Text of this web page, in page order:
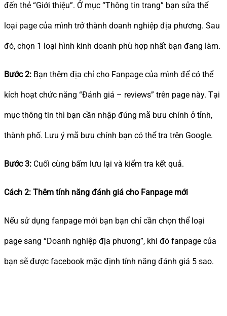
đến thẻ “Giới thiệu”. Ở mục “Thông tin trang” bạn sửa thể
loại page của mình trở thành doanh nghiệp địa phương. Sau
đó, chọn 1 loại hình kinh doanh phù hợp nhất bạn đang làm.
Bước 2: Bạn thêm địa chỉ cho Fanpage của mình để có thể
kích hoạt chức năng “Đánh giá – reviews” trên page này. Tại
mục thông tin thì bạn cần nhập đúng mã bưu chính ở tỉnh,
thành phố. Lưu ý mã bưu chính bạn có thể tra trên Google.
Bước 3: Cuối cùng bấm lưu lại và kiểm tra kết quả.
Cách 2: Thêm tính năng đánh giá cho Fanpage mới
Nếu sử dụng fanpage mới bạn bạn chỉ cần chọn thể loại
page sang “Doanh nghiệp địa phương”, khi đó fanpage của
bạn sẽ được facebook mặc định tính năng đánh giá 5 sao.